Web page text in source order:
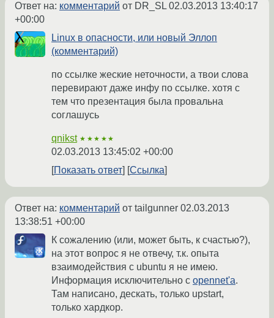
Ответ на: комментарий от DR_SL02.03.2013 13:40:17
+00:00
Linux в опасности, или новый Эллоп
(комментарий)
по ссылке жеские неточности, а твои слова
перевирают даже инфу по ссылке. хотя с
тем что презентация была провальна
соглашусь
qnikst ★★★★★
02.03.2013 13:45:02 +00:00
Показать ответ
Ссылка
Ответ на: комментарий от tailgunner 02.03.2013
13:38:51 +00:00
К сожалению (или, может быть, к счастью?),
на этот вопрос я не отвечу, т.к. опыта
взаимодействия с ubuntu я не имею.
Информация исключительно с opennet'а.
Там написано, дескать, только upstart,
только хардкор.